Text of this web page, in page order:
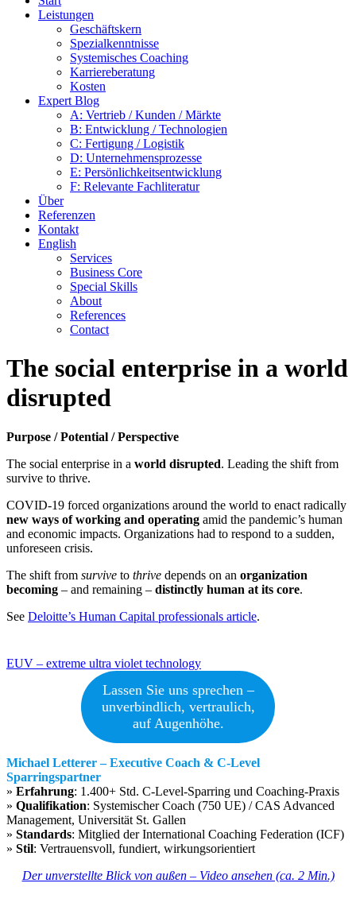
Leistungen
Geschäftskern
Spezialkenntnisse
Systemisches Coaching
Karriereberatung
Kosten
Expert Blog
A: Vertrieb / Kunden / Märkte
B: Entwicklung / Technologien
C: Fertigung / Logistik
D: Unternehmensprozesse
E: Persönlichkeitsentwicklung
F: Relevante Fachliteratur
Über
Referenzen
Kontakt
English
Services
Business Core
Special Skills
About
References
Contact
The social enterprise in a world
disrupted
Purpose / Potential / Perspective
The social enterprise in a world disrupted. Leading the shift from
survive to thrive.
COVID-19 forced organizations around the world to enact radically
new ways of working and operating amid the pandemic’s human
and economic impacts. Organizations had to respond to a sudden,
unforeseen crisis.
The shift from survive to thrive depends on an organization
becoming – and remaining – distinctly human at its core.
See Deloitte’s Human Capital professionals article.
Beitragsnavigation
EUV – extreme ultra violet technology
Lassen Sie uns sprechen –
unverbindlich, vertraulich,
auf Augenhöhe.
Michael Letterer – Executive Coach & C-Level
Sparringspartner
» Erfahrung: 1.400+ Std. C-Level-Sparring und Coaching-Praxis
» Qualifikation: Systemischer Coach (750 UE) / CAS Advanced
Management, Universität St. Gallen
» Standards: Mitglied der International Coaching Federation (ICF)
» Stil: Vertrauensvoll, fundiert, wirkungsorientiert
Der unverstellte Blick von außen – Video ansehen (ca. 2 Min.)